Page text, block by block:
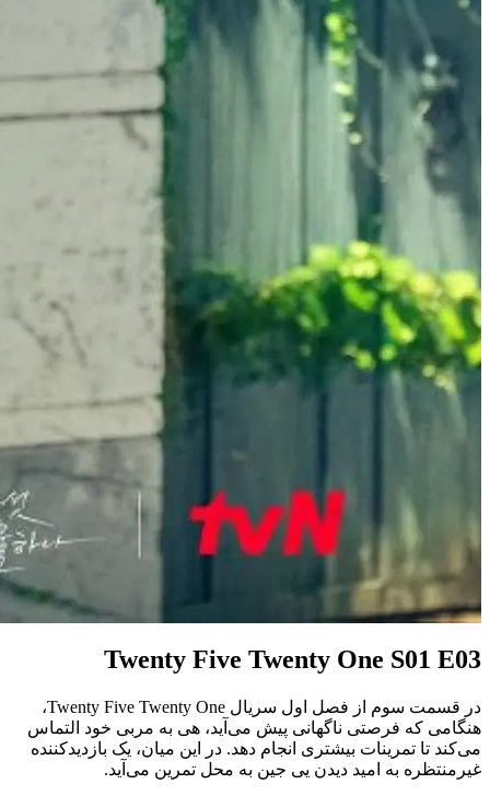
Twenty Five Twenty One S01 E03
در قسمت سوم از فصل اول سریال Twenty Five Twenty One،
هنگامی که فرصتی ناگهانی پیش می‌آید، هی به مربی خود التماس
می‌کند تا تمرینات بیشتری انجام دهد. در این میان، یک بازدیدکننده
غیرمنتظره به امید دیدن یی جین به محل تمرین می‌آید.